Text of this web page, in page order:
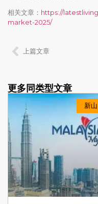
相关文章： https://
market-2025/
上篇文章
新山
更多同类型文章